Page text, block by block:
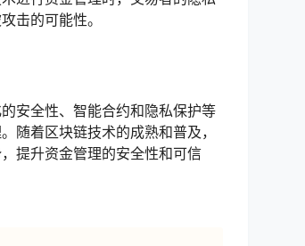
击的可能性。
安全性、智能合约和隐私保护等
随着区块链技术的成熟和普及，
提升资金管理的安全性和可信